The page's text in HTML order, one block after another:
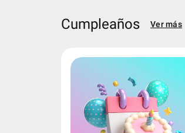
Cumpleaños Ver más